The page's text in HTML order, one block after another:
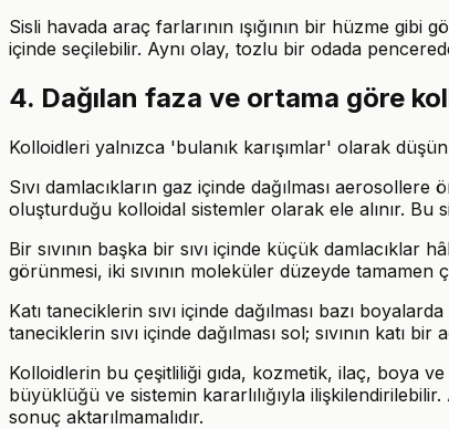
Sisli havada araç farlarının ışığının bir hüzme gibi
içinde seçilebilir. Aynı olay, tozlu bir odada
4. Dağılan faza ve ortama göre
Kolloidleri yalnızca 'bulanık karışımlar' olarak
Sıvı damlacıkların gaz içinde dağılması
oluşturduğu kolloidal sistemler olarak ele alınır. Bu
Bir sıvının başka bir sıvı içinde küçük
görünmesi, iki sıvının moleküler düzeyde tamamen
Katı taneciklerin sıvı içinde dağılması bazı
taneciklerin sıvı içinde dağılması sol; sıvının katı
Kolloidlerin bu çeşitliliği gıda, kozmetik, ilaç, boya ve
büyüklüğü ve sistemin kararlılığıyla
sonuç aktarılmamalıdır.